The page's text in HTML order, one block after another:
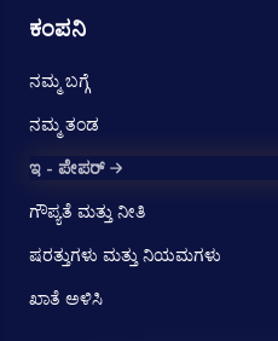
ಕಂಪನಿ
ನಮ್ಮ ಬಗ್ಗೆ
ನಮ್ಮ ತಂಡ
ಇ - ಪೇಪರ್
ಗೌಪ್ಯತೆ ಮತ್ತು ನೀತಿ
ಷರತ್ತುಗಳು ಮತ್ತು ನಿಯಮಗಳು
ಖಾತೆ ಅಳಿಸಿ